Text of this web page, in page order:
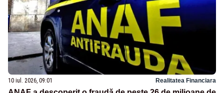
10 iul. 2026, 09:01 Realitatea Financiara